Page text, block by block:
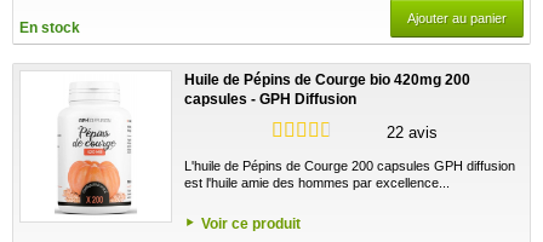
En stock
Ajouter au panier
Huile de Pépins de Courge bio 420mg 200
capsules - GPH Diffusion
22 avis
L'huile de Pépins de Courge 200 capsules GPH diffusion
est l'huile amie des hommes par excellence...
Voir ce produit